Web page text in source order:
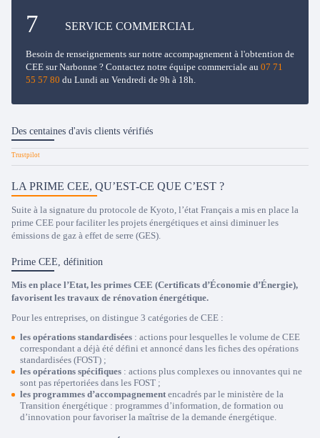
SERVICE COMMERCIAL
Besoin de renseignements sur notre accompagnement à l'obtention de
CEE sur Narbonne ? Contactez notre équipe commerciale au 07 71
55 57 80 du Lundi au Vendredi de 9h à 18h.
Des centaines d'avis clients vérifiés
LA PRIME CEE, QU’EST-CE QUE C’EST ?
Suite à la signature du protocole de Kyoto, l’état Français a mis en place la
prime CEE pour faciliter les projets énergétiques et ainsi diminuer les
émissions de gaz à effet de serre (GES).
Prime CEE, définition
Mis en place l’Etat, les primes CEE (Certificats d’Économie d’Énergie),
favorisent les travaux de rénovation énergétique.
Pour les entreprises, on distingue 3 catégories de CEE :
les opérations standardisées : actions pour lesquelles le volume de CEE
correspondant a déjà été défini et annoncé dans les fiches des opérations
standardisées (FOST) ;
les opérations spécifiques : actions plus complexes ou innovantes qui ne
sont pas répertoriées dans les FOST ;
les programmes d’accompagnement encadrés par le ministère de la
Transition énergétique : programmes d’information, de formation ou
d’innovation pour favoriser la maîtrise de la demande énergétique.